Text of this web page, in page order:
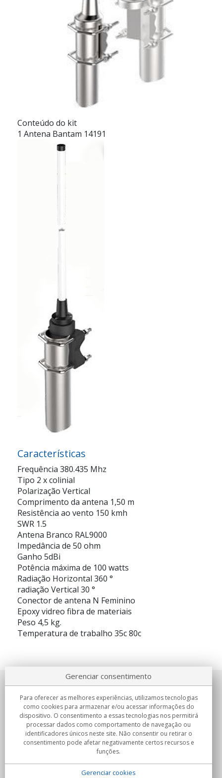
Conteúdo do kit
1 Antena Bantam 14191
Características
Frequência 380.435 Mhz
Tipo 2 x colinial
Polarização Vertical
Comprimento da antena 1,50 m
Resistência ao vento 150 kmh
SWR 1.5
Antena Branco RAL9000
Impedância de 50 ohm
Ganho 5dBi
Potência máxima de 100 watts
Radiação Horizontal 360 °
radiação Vertical 30 °
Conector de antena N Feminino
Epoxy vidreo fibra de materiais
Peso 4,5 kg.
Temperatura de trabalho 35c 80c
Sobre nosotros
Compromissos
Compras
Gerenciar consentimento
Para oferecer as melhores experiências, utilizamos tecnologias
como cookies para armazenar e/ou acessar informações do
dispositivo. O consentimento a essas tecnologias nos permitirá
processar dados como comportamento de navegação ou
identificadores únicos neste site. Não consentir ou retirar o
consentimento pode afetar negativamente certos recursos e
funções.
Gerenciar cookies